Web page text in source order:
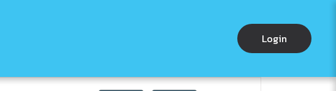
Login